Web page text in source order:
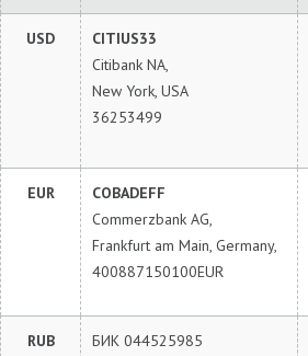
USD
CITIUS33
Citibank NA,
New York, USA
36253499
EUR
COBADEFF
Commerzbank AG,
Frankfurt am Main, Germany,
400887150100EUR
RUB
БИК 044525985